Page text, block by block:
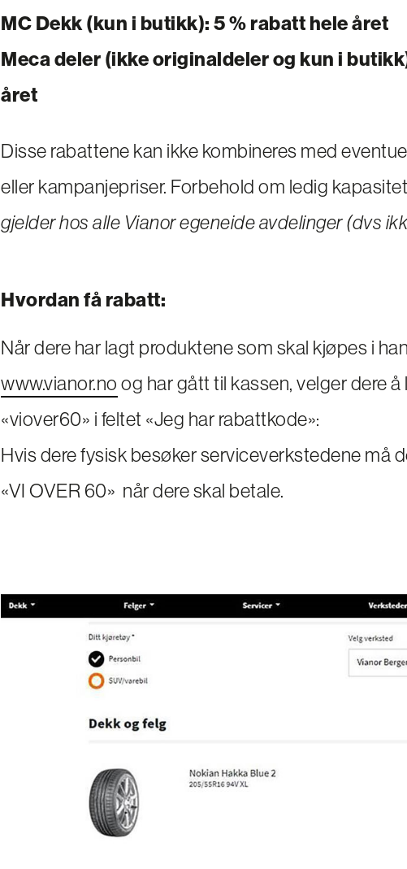
MC Dekk (kun i butikk): 5 % rabatt hele året
Meca deler (ikke originaldeler og kun i
året
Disse rabattene kan ikke kombineres med
eller kampanjepriser. Forbehold om ledig
gjelder hos alle Vianor egeneide avdelinger (dvs
Hvordan få rabatt:
Når dere har lagt produktene som skal kjøpes i
www.vianor.no og har gått til kassen, velger dere
«viover60» i feltet «Jeg har rabattkode»:
Hvis dere fysisk besøker serviceverkstedene må
«VI OVER 60» når dere skal betale.